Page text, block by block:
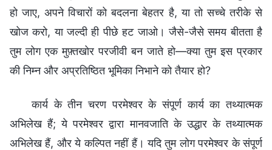
हो जाए, अपने विचारों को बदलना बेहतर है, या तो सच्चे तरीके से
खोज करो, या जल्दी ही पीछे हट जाओ। जैसे-जैसे समय बीतता है
तुम लोग एक मुफ़्तखोर परजीवी बन जाते हो—क्या तुम इस प्रकार
की निम्न और अप्रतिष्ठित भूमिका निभाने को तैयार हो?
कार्य के तीन चरण परमेश्वर के संपूर्ण कार्य का तथ्यात्मक
अभिलेख हैं; ये परमेश्वर द्वारा मानवजाति के उद्धार के तथ्यात्मक
अभिलेख हैं, और ये कल्पित नहीं हैं। यदि तुम लोग परमेश्वर के संपूर्ण